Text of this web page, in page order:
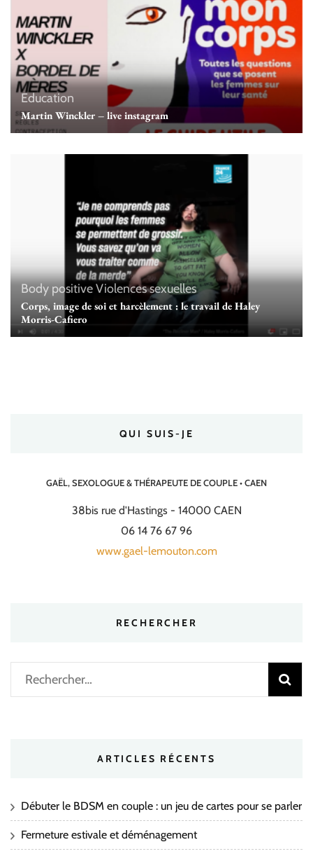
Education
Martin Winckler – live instagram
Body positiveViolences sexuelles
Corps, image de soi et harcèlement : le travail de Haley
Morris-Cafiero
QUI SUIS-JE
GAËL, SEXOLOGUE & THÉRAPEUTE DE COUPLE • CAEN
38bis rue d'Hastings - 14000 CAEN
06 14 76 67 96
www.gael-lemouton.com
RECHERCHER
Rechercher :
ARTICLES RÉCENTS
Débuter le BDSM en couple : un jeu de cartes pour se parler
Fermeture estivale et déménagement